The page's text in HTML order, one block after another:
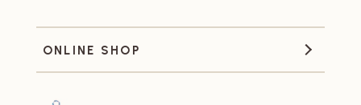
ONLINE SHOP